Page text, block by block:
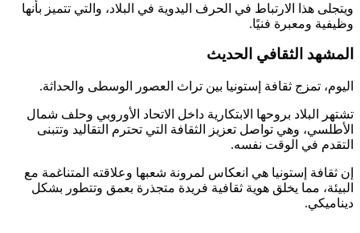
هذا الارتباط في الحرف اليدوية في البلاد، والتي تتميز بأنها
ومعبرة فنيًا.
الثقافي الحديث
تمزج ثقافة إستونيا بين تراث العصور الوسطى والحداثة.
البلاد بروحها الابتكارية داخل الاتحاد الأوروبي وحلف شمال
وهي تواصل تعزيز الثقافة التي تحترم التقاليد وتتبنى
في الوقت نفسه.
إستونيا هي انعكاس لمرونة شعبها وعلاقته المتناغمة مع
مما يخلق هوية ثقافية فريدة متجذرة بعمق وتتطور بشكل